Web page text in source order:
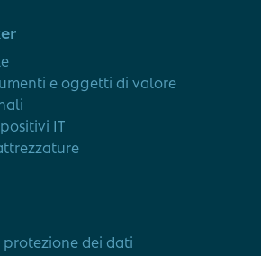
e oggetti di valore
IT
dei dati